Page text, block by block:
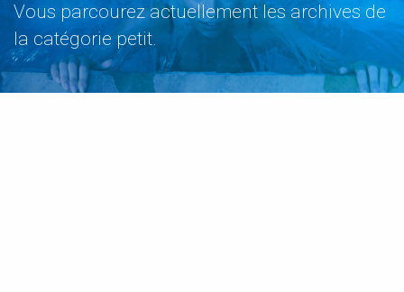
Vous parcourez actuellement les archives de
la catégorie petit.